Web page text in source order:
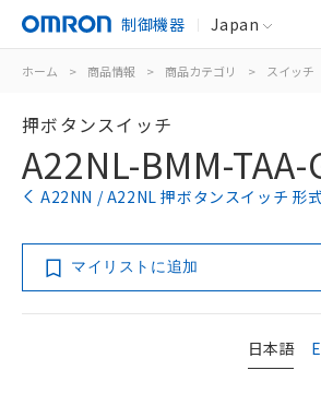
制御機器 Japan
ホーム > 商品情報 > 商品カテゴリ > スイッチ
押ボタンスイッチ
A22NL-BMM-TAA-
A22NN / A22NL 押ボタンスイッチ 形
マイリストに追加
日本語